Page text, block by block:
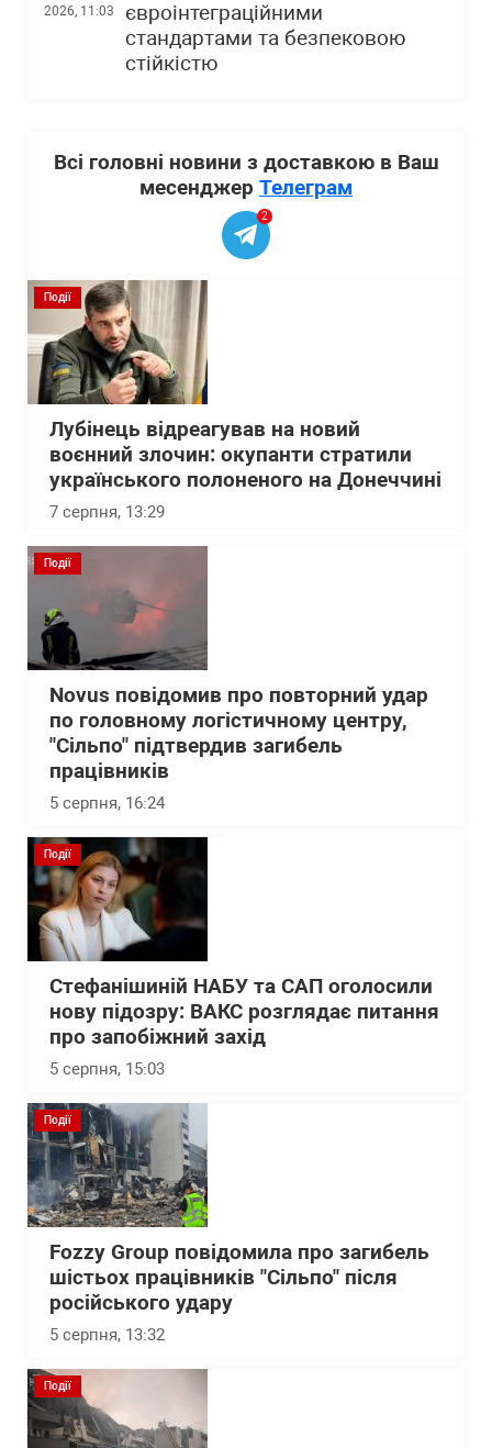
2026, 11:03
євроінтеграційними
стандартами та безпековою
стійкістю
Всі головні новини з доставкою в Ваш
месенджер Телеграм
2
Події
Лубінець відреагував на новий
воєнний злочин: окупанти стратили
українського полоненого на Донеччині
7 серпня, 13:29
Події
Novus повідомив про повторний удар
по головному логістичному центру,
"Сільпо" підтвердив загибель
працівників
5 серпня, 16:24
Події
Стефанішиній НАБУ та САП оголосили
нову підозру: ВАКС розглядає питання
про запобіжний захід
5 серпня, 15:03
Події
Fozzy Group повідомила про загибель
шістьох працівників "Сільпо" після
російського удару
5 серпня, 13:32
Події